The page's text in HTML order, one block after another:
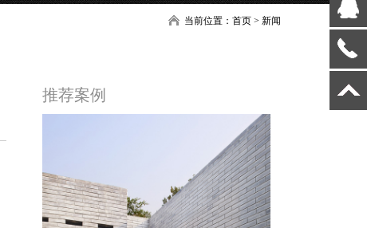
当前位置：首页 >新闻
推荐案例